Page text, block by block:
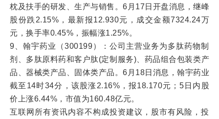
枕及扶手的研发、生产与销售。6月17日开盘消息，继峰
股份跌2.15%，最新报12.930元，成交金额7324.24万
元，换手率0.45%，振幅涨1.25%。
9、翰宇药业（300199）：公司主营业务为多肽药物制
剂、多肽原料药和客户肽(定制服务)、药品组合包装类产
品、器械类产品、固体类产品。6月18日消息，翰宇药业
截至14时34分，该股涨2.16%，报18.170元；5日内股
价上涨6.44%，市值为160.48亿元。
互联网所有资讯内容不构成投资建议，股市有风险，投